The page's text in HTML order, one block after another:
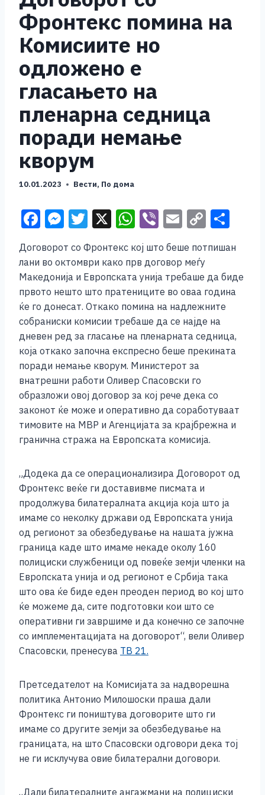
Фронтекс помина на
Комисиите но
одложено е
гласањето на
пленарна седница
поради немање
кворум
10.01.2023 Вести, По дома
F
c
e
b
o
o
k
M
ss
e
n
g
er
T
wi
tt
er
X W
h
at
s
A
p
p
Vi
b
er
E
ai
l
C
p
y
Li
n
k
ar
e
Договорот со Фронтекс кој што беше потпишан
лани во октомври како прв договор меѓу
Македонија и Европската унија требаше да биде
првото нешто што пратениците во оваа година
ќе го донесат. Откако помина на надлежните
собраниски комисии требаше да се најде на
дневен ред за гласање на пленарната седница,
која откако започна експресно беше прекината
поради немање кворум. Министерот за
внатрешни работи Оливер Спасовски го
образложи овој договор за кој рече дека со
законот ќе може и оперативно да соработуваат
тимовите на МВР и Агенцијата за крајбрежна и
гранична стража на Европската комисија.
„Додека да се операционализира Договорот од
Фронтекс веќе ги доставивме писмата и
продолжува билатералната акција која што ја
имаме со неколку држави од Европската унија
од регионот за обезбедување на нашата јужна
граница каде што имаме некаде околу 160
полициски службеници од повеќе земји членки на
Европската унија и од регионот е Србија така
што ова ќе биде еден преоден период во кој што
ќе можеме да, сите подготовки кои што се
оперативни ги завршиме и да конечно се започне
со имплементацијата на договорот“, вели Оливер
Спасовски, пренесува ТВ 21.
Претседателот на Комисијата за надворешна
политика Антонио Милошоски праша дали
Фронтекс ги поништува договорите што ги
имаме со другите земји за обезбедување на
границата, на што Спасовски одговори дека тој
не ги исклучува овие билатерални договори.
„Дали билатералните ангажмани на полициски